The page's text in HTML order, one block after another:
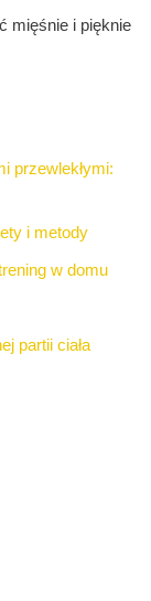
mięśnie i pięknie
przewlekłymi:
i metody
w domu
partii ciała